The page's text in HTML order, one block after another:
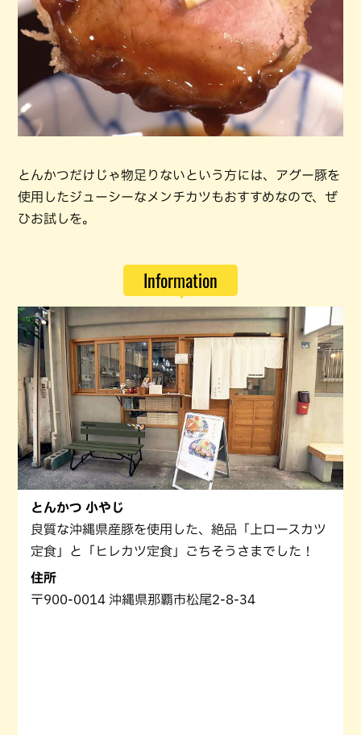
とんかつだけじゃ物足りないという方には、アグー豚を
使用したジューシーなメンチカツもおすすめなので、ぜ
ひお試しを。
Information
とんかつ 小やじ
良質な沖縄県産豚を使用した、絶品「上ロースカツ
定食」と「ヒレカツ定食」ごちそうさまでした！
住所
〒900-0014 沖縄県那覇市松尾2-8-34